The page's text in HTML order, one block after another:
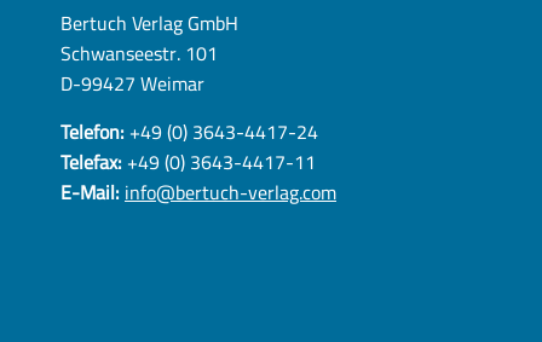
Bertuch Verlag GmbH
Schwanseestr. 101
D-99427 Weimar
Telefon:+49 (0) 3643-4417-24
Telefax:+49 (0) 3643-4417-11
E-Mail:info@bertuch-verlag.com